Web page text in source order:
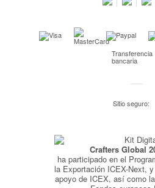
Kimidori PRINT, nuestro servicio de impresión
Pago seguro y financiación
Condiciones generales de Compra
Transferencia
bancaria
Sitio seguro:
Crafters Global
ha participado en el
la Exportación ICEX-Next,
apoyo de ICEX, así como